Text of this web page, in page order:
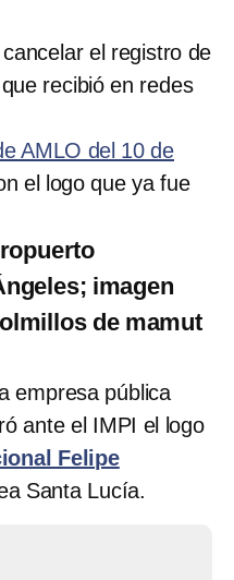
el registro de
recibió en redes
AMLO del 10 de
el logo que ya fue
imagen
de mamut
empresa pública
ante el IMPI el logo
Felipe
Santa Lucía.